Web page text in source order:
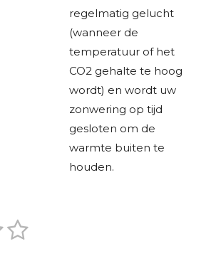
regelmatig gelucht
(wanneer de
temperatuur of het
CO2 gehalte te hoog
wordt) en wordt uw
zonwering op tijd
gesloten om de
warmte buiten te
houden.
5
S